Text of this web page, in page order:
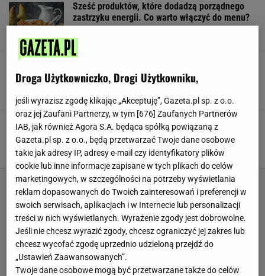
Sześć produktów, które dodadzą porządnego
zastrzyku energii. Co warto włączyć do menu?
poszczególne czakry?
Kawa z awokado to totalny hit kulinarny!
Zobacz, jak ją przyrządzić
AWOKADO DRINKI ENERGIA KAWA
Droga Użytkowniczko, Drogi Użytkowniku,
jeśli wyrazisz zgodę klikając „Akceptuję”, Gazeta.pl sp. z o.o.
oraz jej Zaufani Partnerzy, w tym [676] Zaufanych Partnerów
IAB, jak również Agora S.A. będąca spółką powiązaną z
Gazeta.pl sp. z o.o., będą przetwarzać Twoje dane osobowe
takie jak adresy IP, adresy e-mail czy identyfikatory plików
cookie lub inne informacje zapisane w tych plikach do celów
marketingowych, w szczególności na potrzeby wyświetlania
reklam dopasowanych do Twoich zainteresowań i preferencji w
swoich serwisach, aplikacjach i w Internecie lub personalizacji
treści w nich wyświetlanych. Wyrażenie zgody jest dobrowolne.
Jeśli nie chcesz wyrazić zgody, chcesz ograniczyć jej zakres lub
chcesz wycofać zgodę uprzednio udzieloną przejdź do
„Ustawień Zaawansowanych”.
Twoje dane osobowe mogą być przetwarzane także do celów